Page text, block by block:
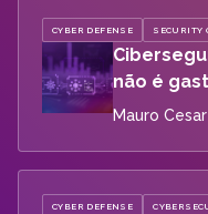
CYBER DEFENSE SECURITY
não é
Mauro
CYBER DEFENSE